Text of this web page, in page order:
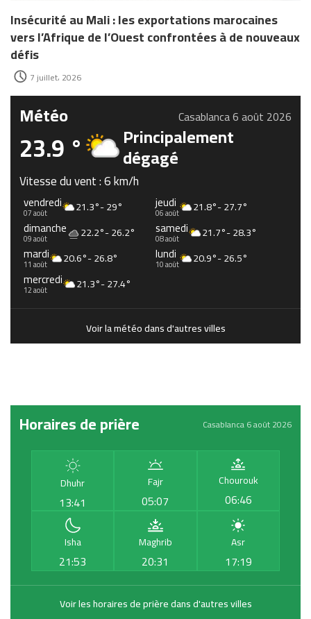
Insécurité au Mali : les exportations marocaines
vers l’Afrique de l’Ouest confrontées à de nouveaux
défis
7 juillet، 2026